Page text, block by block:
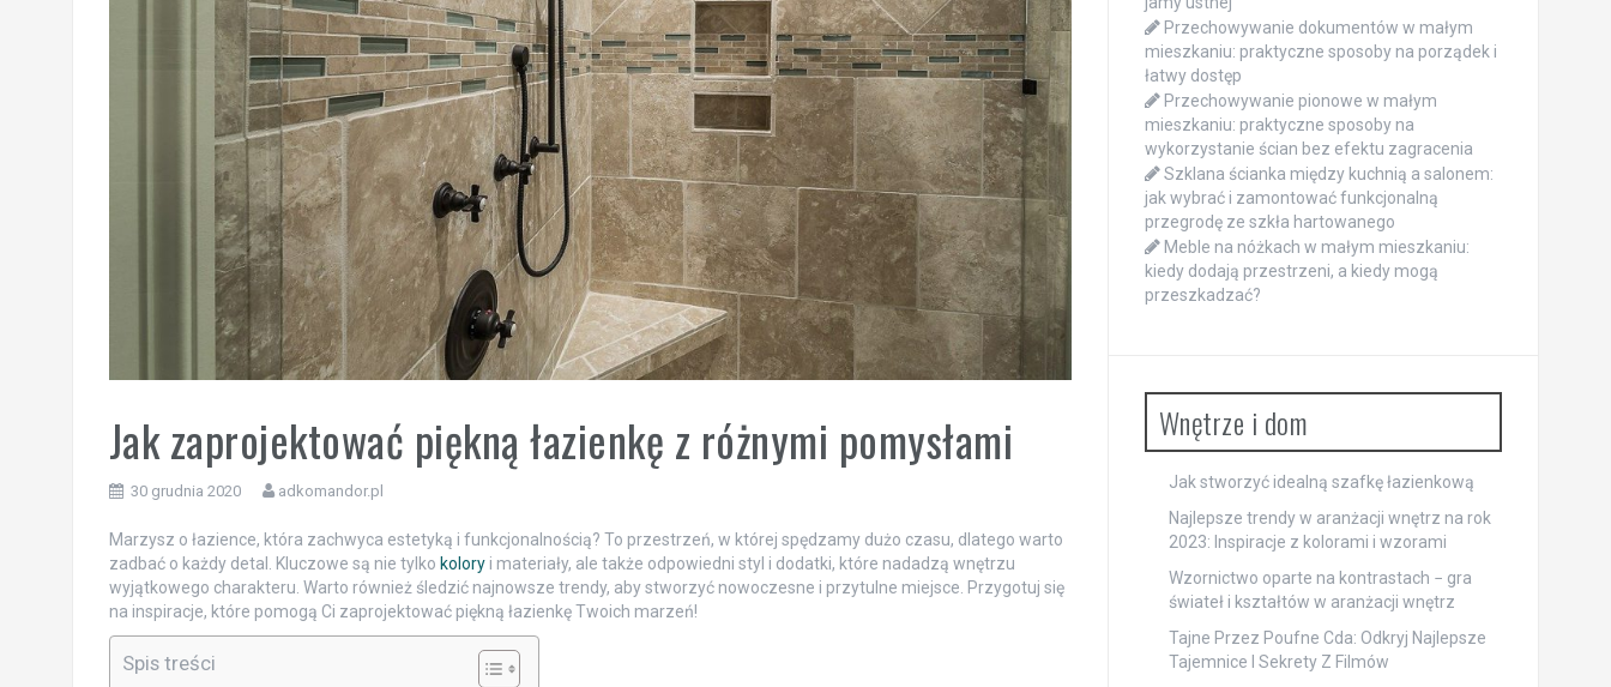
Jak zaprojektować piękną łazienkę z różnymi pomysłami
30 grudnia 2020 adkomandor.pl
Marzysz o łazience, która zachwyca estetyką i funkcjonalnością? To przestrzeń, w której spędzamy dużo czasu, dlatego warto
zadbać o każdy detal. Kluczowe są nie tylko koloryi materiały, ale także odpowiedni styl i dodatki, które nadadzą wnętrzu
wyjątkowego charakteru. Warto również śledzić najnowsze trendy, aby stworzyć nowoczesne i przytulne miejsce. Przygotuj się
na inspiracje, które pomogą Ci zaprojektować piękną łazienkę Twoich marzeń!
Spis treści
Przechowywanie dokumentów w małym
mieszkaniu: praktyczne sposoby na porządek i
łatwy dostęp
Przechowywanie pionowe w małym
mieszkaniu: praktyczne sposoby na
wykorzystanie ścian bez efektu zagracenia
Szklana ścianka między kuchnią a salonem:
jak wybrać i zamontować funkcjonalną
przegrodę ze szkła hartowanego
Meble na nóżkach w małym mieszkaniu:
kiedy dodają przestrzeni, a kiedy mogą
przeszkadzać?
Wnętrze i dom
Jak stworzyć idealną szafkę łazienkową
Najlepsze trendy w aranżacji wnętrz na rok
2023: Inspiracje z kolorami i wzorami
Wzornictwo oparte na kontrastach − gra
świateł i kształtów w aranżacji wnętrz
Tajne Przez Poufne Cda: Odkryj Najlepsze
Tajemnice I Sekrety Z Filmów